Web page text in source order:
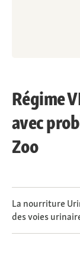
Régime
avec
Zoo
La nourriture
des voies